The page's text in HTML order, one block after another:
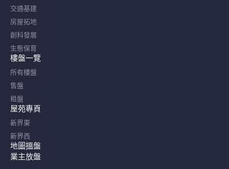
交通基建
房屋拓地
創科發展
生態保育
樓盤一覽
所有樓盤
售盤
租盤
屋苑專頁
新界東
新界西
地圖搵盤
業主放盤